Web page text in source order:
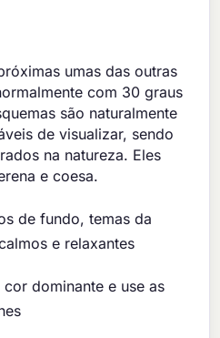
umas das outras
com 30 graus
são naturalmente
de visualizar, sendo
na natureza. Eles
e coesa.
de fundo, temas da
e relaxantes
cor dominante e use as